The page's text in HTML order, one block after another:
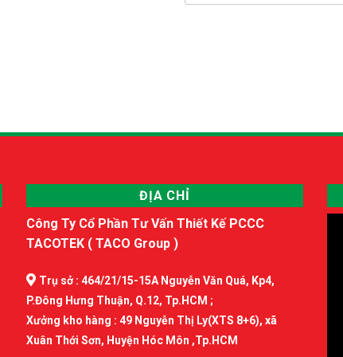
ĐỊA CHỈ
Công Ty Cổ Phần Tư Vấn Thiết Kế PCCC
TACOTEK ( TACO Group )
Trụ sở : 464/21/15-15A Nguyễn Văn Quá, Kp4,
P.Đông Hưng Thuận, Q.12, Tp.HCM ;
Xưởng kho hàng : 49 Nguyễn Thị Ly(XTS 8+6), xã
Xuân Thới Sơn, Huyện Hóc Môn ,Tp.HCM